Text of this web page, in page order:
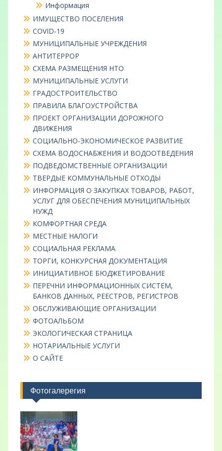
Информация
ИМУЩЕСТВО ПОСЕЛЕНИЯ
COVID-19
МУНИЦИПАЛЬНЫЕ УЧРЕЖДЕНИЯ
АНТИТЕРРОР
СХЕМА РАЗМЕЩЕНИЯ НТО
МУНИЦИПАЛЬНЫЕ УСЛУГИ
ГРАДОСТРОИТЕЛЬСТВО
ПРАВИЛА БЛАГОУСТРОЙСТВА
ПРОЕКТ ОРГАНИЗАЦИИ ДОРОЖНОГО
ДВИЖЕНИЯ
СОЦИАЛЬНО-ЭКОНОМИЧЕСКОЕ РАЗВИТИЕ
СХЕМА ВОДОСНАБЖЕНИЯ И ВОДООТВЕДЕНИЯ
ПОДВЕДОМСТВЕННЫЕ ОРГАНИЗАЦИИ
ТВЕРДЫЕ КОММУНАЛЬНЫЕ ОТХОДЫ
ИНФОРМАЦИЯ О ЗАКУПКАХ ТОВАРОВ, РАБОТ,
УСЛУГ ДЛЯ ОБЕСПЕЧЕНИЯ МУНИЦИПАЛЬНЫХ
НУЖД
КОМФОРТНАЯ СРЕДА
МЕСТНЫЕ НАЛОГИ
СОЦИАЛЬНАЯ РЕКЛАМА
ТОРГИ, КОНКУРСНАЯ ДОКУМЕНТАЦИЯ
ИНИЦИАТИВНОЕ БЮДЖЕТИРОВАНИЕ
ПЕРЕЧНИ ИНФОРМАЦИОННЫХ СИСТЕМ,
БАНКОВ ДАННЫХ, РЕЕСТРОВ, РЕГИСТРОВ
ОБСЛУЖИВАЮЩИЕ ОРГАНИЗАЦИИ
ФОТОАЛЬБОМ
ЭКОЛОГИЧЕСКАЯ СТРАНИЦА
НОТАРИАЛЬНЫЕ УСЛУГИ
О САЙТЕ
Фотогалерегия